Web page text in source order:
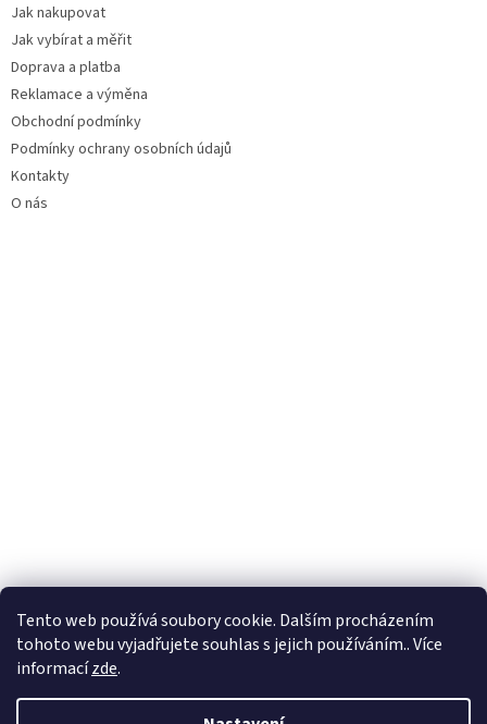
Tento web používá soubory cookie. Dalším procházením
tohoto webu vyjadřujete souhlas s jejich používáním.. Více
informacízde.
Jak nakupovat
Jak vybírat a měřit
Doprava a platba
Reklamace a výměna
Obchodní podmínky
Podmínky ochrany osobních údajů
Kontakty
O nás
Facebook